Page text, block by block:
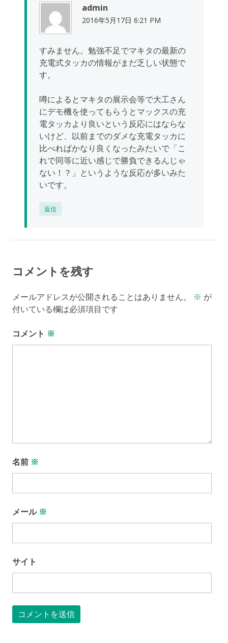
admin
2016年5月17日 6:21 PM
すみません。勉強不足でマキタの最新の
充電式タッカの情報がまだ乏しい状態で
す。
噂によるとマキタの展示会等で大工さん
にデモ機を使ってもらうとマックスの充
電タッカより良いという反応にはならな
いけど、以前までのダメな充電タッカに
比べればかなり良くなったみたいで「こ
れで同等に近い感じで勝負できるんじゃ
ない！？」というような反応が多いみた
いです。
返信
コメントを残す
メールアドレスが公開されることはありません。 ※ が
付いている欄は必須項目です
コメント ※
名前 ※
メール ※
サイト